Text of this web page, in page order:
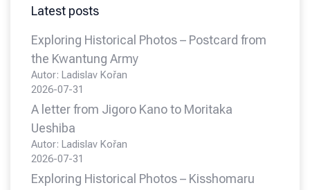
Latest posts
Exploring Historical Photos – Postcard from
the Kwantung Army
Autor: Ladislav Kořan
2026-07-31
A letter from Jigoro Kano to Moritaka
Ueshiba
Autor: Ladislav Kořan
2026-07-31
Exploring Historical Photos – Kisshomaru